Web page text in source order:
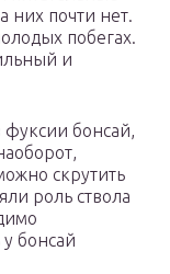
них почти нет.
побегах.
и
бонсай,
скрутить
роль ствола
бонсай